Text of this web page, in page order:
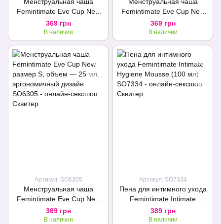
Менструальная чаша
Femintimate Eve Cup New
размер L, объем — 50 мл,
эргономичный дизайн
369 грн
В наличии
Менструальная чаша
Femintimate Eve Cup New
размер M, объем — 35 мл,
эргономичный дизайн
369 грн
В наличии
Артикул: SO6305
Менструальная чаша
Femintimate Eve Cup New
размер S, объем — 25 мл,
эргономичный дизайн
369 грн
В наличии
Артикул: SO7334
Пена для интимного ухода
Femintimate Intimate
Hygiene Mousse (100 мл)
389 грн
В наличии